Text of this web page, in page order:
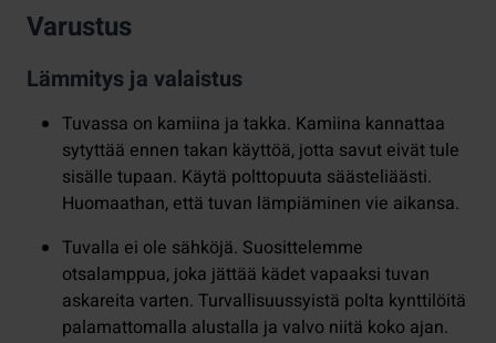
Varustus
Lämmitys ja valaistus
Tuvassa on kamiina ja takka. Kamiina kannattaa
sytyttää ennen takan käyttöä, jotta savut eivät tule
sisälle tupaan. Käytä polttopuuta säästeliäästi.
Huomaathan, että tuvan lämpiäminen vie aikansa.
Tuvalla ei ole sähköjä. Suosittelemme
otsalamppua, joka jättää kädet vapaaksi tuvan
askareita varten. Turvallisuussyistä polta kynttilöitä
palamattomalla alustalla ja valvo niitä koko ajan.